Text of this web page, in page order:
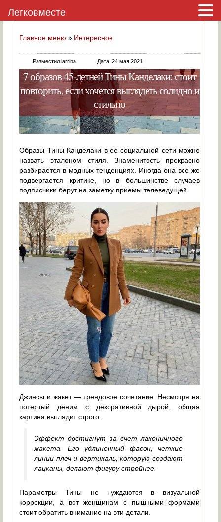
Главное меню » Интересное
Разместил iarriba Дата: 24 мая 2021
7 образов 45-летней Тины Канделаки: стоит
повторить, если хочется выглядеть солидно и
стильно
Образы Тины Канделаки в ее социальной сети можно
назвать эталоном стиля. Знаменитость прекрасно
разбирается в модных тенденциях. Иногда она все же
подвергается критике, но в большинстве случаев
подписчики берут на заметку приемы телеведущей.
Джинсы и жакет — трендовое сочетание. Несмотря на
потертый деним с декоративной дырой, общая
картина выглядит строго.
Эффект достигнут за счет лаконичного
жакета. Его удлиненный фасон, четкие
линии плеч и вертикаль, которую создают
лацканы, делают фигуру стройнее.
Параметры Тины не нуждаются в визуальной
коррекции, а вот женщинам с пышными формами
стоит обратить внимание на эти детали.
Легковместе